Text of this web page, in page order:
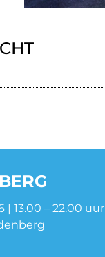
13.00 – 22.00 uur